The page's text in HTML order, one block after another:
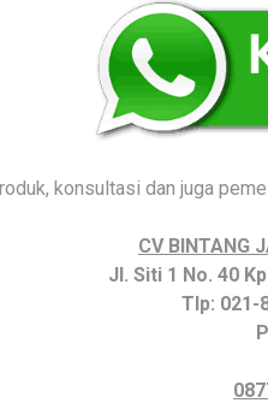
konsultasi dan juga
CV BINTANG
Jl. Siti 1 No. 40
Tlp: 021-